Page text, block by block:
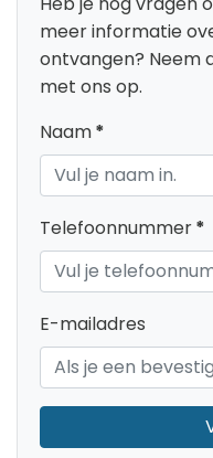
meer informatie
ontvangen? Neem
met ons op.
Naam*
Telefoonnummer*
E-mailadres